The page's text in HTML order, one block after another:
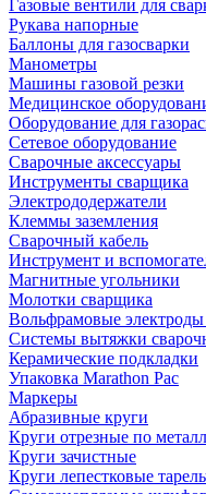
Газовые вентили для
Рукава напорные
Баллоны для газосварки
Манометры
Машины газовой резки
Медицинское
Оборудование для
Сетевое оборудование
Сварочные аксессуары
Инструменты сварщика
Электрододержатели
Клеммы заземления
Сварочный кабель
Инструмент и
Магнитные угольники
Молотки сварщика
Вольфрамовые
Системы вытяжки
Керамические подкладки
Упаковка Marathon Pac
Маркеры
Абразивные круги
Круги отрезные по
Круги зачистные
Круги лепестковые